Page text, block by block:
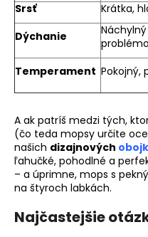
Srsť
Krátka,
Dýchanie
Temperament Pokojný,
A ak patríš medzi tých,
(čo teda mopsy určite
našich dizajnových
ľahučké, pohodlné a
– a úprimne, mops s
na štyroch labkách.
Najčastejšie